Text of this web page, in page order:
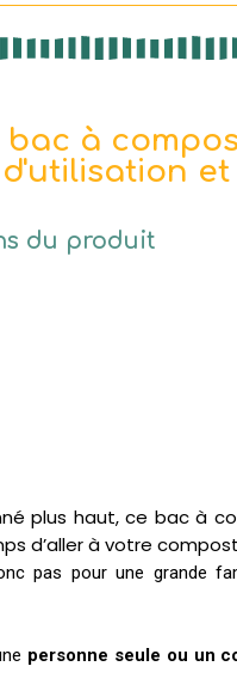
à
du produit
plus haut, ce bac à
d’aller à votre
pas pour une grande
personne seule ou un